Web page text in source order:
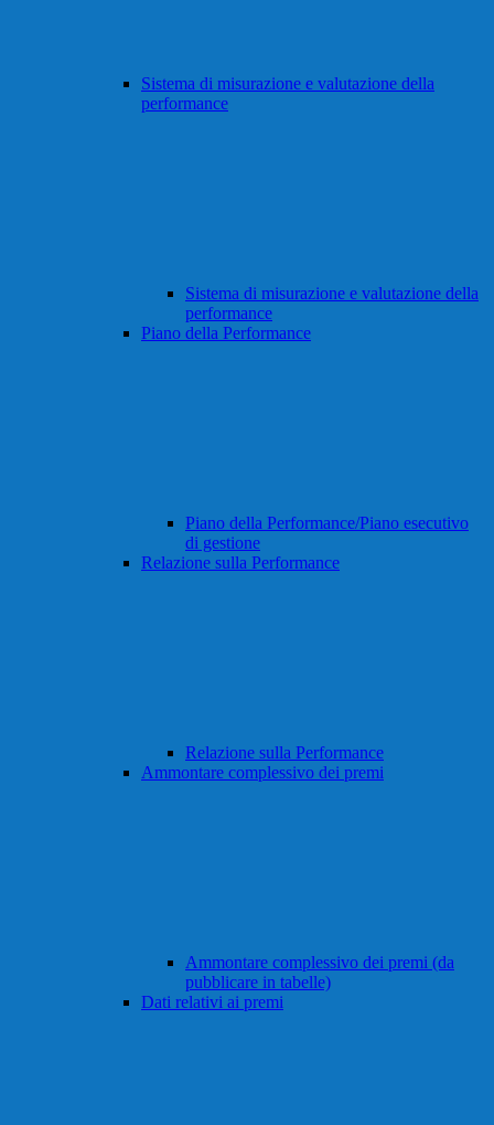
Sistema di misurazione e valutazione della
performance
Sistema di misurazione e valutazione della
performance
Piano della Performance
Piano della Performance/Piano esecutivo
di gestione
Relazione sulla Performance
Relazione sulla Performance
Ammontare complessivo dei premi
Ammontare complessivo dei premi (da
pubblicare in tabelle)
Dati relativi ai premi